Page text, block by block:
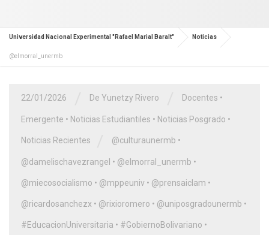
Universidad Nacional Experimental "Rafael Marial Baralt" Noticias
@elmorral_unermb
22/01/2026 De Yunetzy Rivero Docentes •
Emergente • Noticias Estudiantiles • Noticias Posgrado •
Noticias Recientes @culturaunermb •
@damelischavezrangel • @elmorral_unermb •
@miecosocialismo • @mppeuniv • @prensaiclam •
@ricardosanchezx • @rixioromero • @uniposgradounermb •
#EducacionUniversitaria • #GobiernoBolivariano •